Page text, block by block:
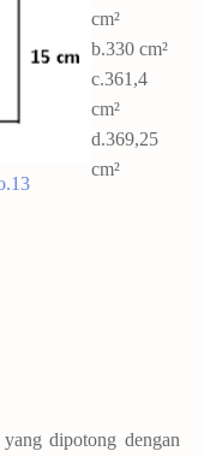
cm²
b.330 cm²
c.361,4
cm²
d.369,25
cm²
dipotong dengan